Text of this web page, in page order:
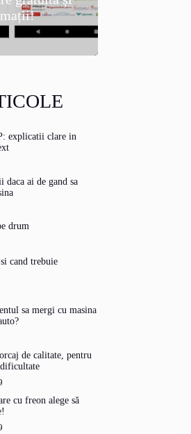
explicatii clare in
daca ai de gand sa
drum
cand trebuie
sa mergi cu masina
de calitate, pentru
cu freon alege să